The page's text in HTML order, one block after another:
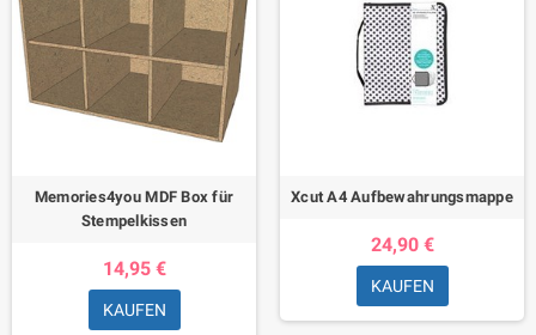
Memories4you MDF Box für
Stempelkissen
14,95 €
KAUFEN
Xcut A4 Aufbewahrungsmappe
24,90 €
KAUFEN